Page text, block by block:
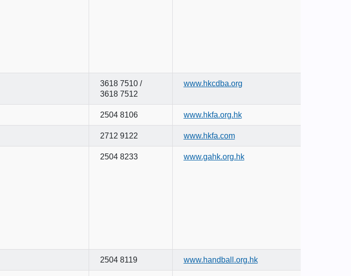
3618 7510 /
3618 7512
www.hkcdba.org
2504 8106 www.hkfa.org.hk
2712 9122 www.hkfa.com
2504 8233 www.gahk.org.hk
2504 8119 www.handball.org.hk